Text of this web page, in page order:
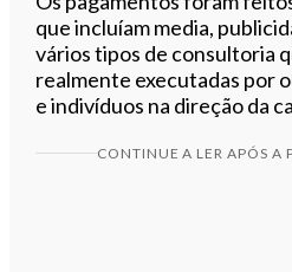
que incluíam media,
vários tipos de consultoria
realmente executadas por
e indivíduos na direção da
CONTINUE A LER APÓS A